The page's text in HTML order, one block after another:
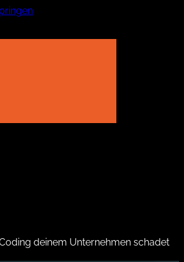
deinem Unternehmen schadet